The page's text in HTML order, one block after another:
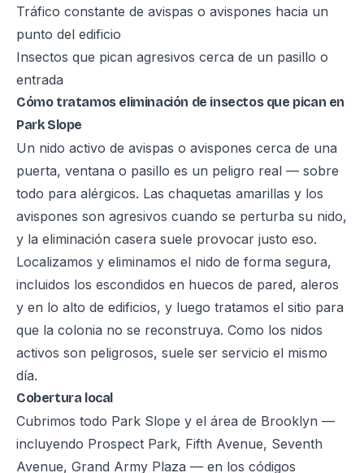
Tráfico constante de avispas o avispones hacia un
punto del edificio
Insectos que pican agresivos cerca de un pasillo o
entrada
Cómo tratamos eliminación de insectos que pican en
Park Slope
Un nido activo de avispas o avispones cerca de una
puerta, ventana o pasillo es un peligro real — sobre
todo para alérgicos. Las chaquetas amarillas y los
avispones son agresivos cuando se perturba su nido,
y la eliminación casera suele provocar justo eso.
Localizamos y eliminamos el nido de forma segura,
incluidos los escondidos en huecos de pared, aleros
y en lo alto de edificios, y luego tratamos el sitio para
que la colonia no se reconstruya. Como los nidos
activos son peligrosos, suele ser servicio el mismo
día.
Cobertura local
Cubrimos todo Park Slope y el área de Brooklyn —
incluyendo Prospect Park, Fifth Avenue, Seventh
Avenue, Grand Army Plaza — en los códigos